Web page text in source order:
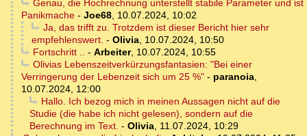
Genau, die Hochrechnung unterstellt stabile Parameter und ist
Panikmache - Joe68, 10.07.2024, 10:02
Ja, das trifft zu. Trotzdem ist dieser Bericht hier sehr
empfehlenswert. - Olivia, 10.07.2024, 10:50
Fortschritt .. - Arbeiter, 10.07.2024, 10:55
Olivias Lebenszeitverkürzungsfantasien: "Bei einer
Verringerung der Lebenzeit sich um 25 %" - paranoia,
10.07.2024, 12:00
Hallo. Ich bezog mich in meinen Aussagen nicht auf die
Studie (die habe ich nicht gelesen), sondern auf die
Berechnung im Text. - Olivia, 11.07.2024, 10:29